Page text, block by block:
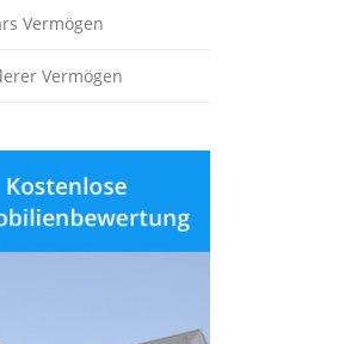
Vermögen
Vermögen